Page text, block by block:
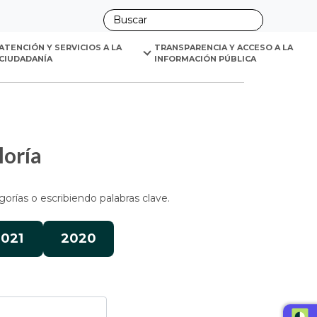
Y SERVICIOS A LA
CIUDADANÍA
TRANSPARENCIA Y ACCESO A LA
INFORMACIÓN PÚBLICA
auditoría.
o escribiendo palabras clave.
2020